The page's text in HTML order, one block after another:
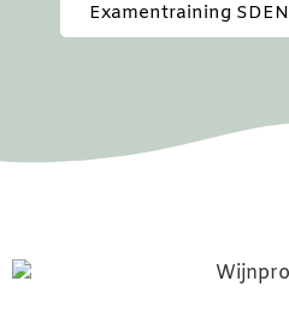
Examentraining SDEN